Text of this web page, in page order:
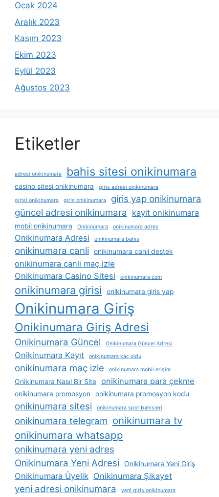
Ocak 2024
Aralık 2023
Kasım 2023
Ekim 2023
Eylül 2023
Ağustos 2023
Etiketler
adresi onikinumara bahis sitesi onikinumara
casino sitesi onikinumara giris adresi onikinumara
girisi onikinumara giris onikinumara
giris yap onikinumara
güncel adresi onikinumara
kayit onikinumara
mobil onikinumara Onikinumara onikinumara adres
Onikinumara Adresi onikinumara bahis
onikinumara canli onikinumara canli destek
onikinumara canli maç izle
Onikinumara Casino Sitesi
onikinumara com
onikinumara girisi onikinumara giris yap
Onikinumara Giriş
Onikinumara Giriş Adresi
Onikinumara Güncel Onikinumara Güncel Adresi
Onikinumara Kayıt onikinumara kaç oldu
onikinumara maç izle onikinumara mobil erişim
Onikinumara Nasıl Bir Site onikinumara para çekme
onikinumara promosyon onikinumara promosyon kodu
onikinumara sitesi onikinumara spor bahisleri
onikinumara telegram onikinumara tv
onikinumara whatsapp
onikinumara yeni adres
Onikinumara Yeni Adresi
Onikinumara Yeni Giriş
Onikinumara Üyelik Onikinumara Şikayet
yeni adresi onikinumara yeni giris onikinumara